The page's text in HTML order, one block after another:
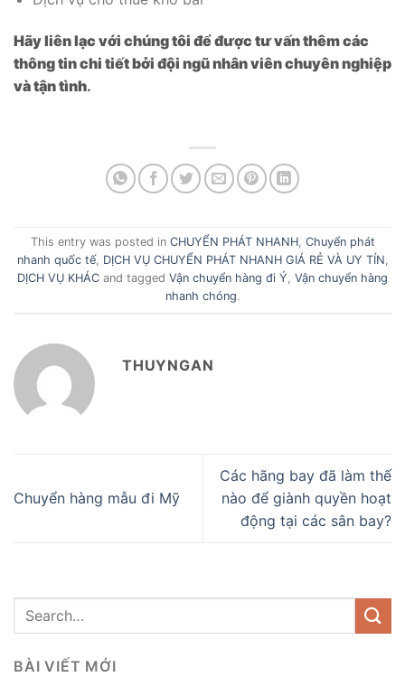
Hãy liên lạc với chúng tôi để được tư vấn thêm các
thông tin chi tiết bởi đội ngũ nhân viên chuyên nghiệp
và tận tình.
This entry was posted in CHUYỂN PHÁT NHANH, Chuyển phát
nhanh quốc tế, DỊCH VỤ CHUYỂN PHÁT NHANH GIÁ RẺ VÀ UY TÍN,
DỊCH VỤ KHÁC and tagged Vận chuyển hàng đi Ý, Vận chuyển hàng
nhanh chóng.
THUYNGAN
Chuyển hàng mẫu đi Mỹ
Các hãng bay đã làm thế
nào để giành quyền hoạt
động tại các sân bay?
BÀI VIẾT MỚI